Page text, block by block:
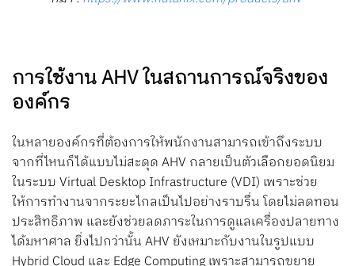
การใช้งาน AHV ในสถานการณ์จริงของ
องค์กร
ในหลายองค์กรที่ต้องการให้พนักงานสามารถเข้าถึงระบบ
จากที่ไหนก็ได้แบบไม่สะดุด AHV กลายเป็นตัวเลือกยอดนิยม
ในระบบ Virtual Desktop Infrastructure (VDI) เพราะช่วย
ให้การทำงานจากระยะไกลเป็นไปอย่างราบรื่น โดยไม่ลดทอน
ประสิทธิภาพ และยังช่วยลดภาระในการดูแลเครื่องปลายทาง
ได้มหาศาล ยิ่งไปกว่านั้น AHV ยังเหมาะกับงานในรูปแบบ